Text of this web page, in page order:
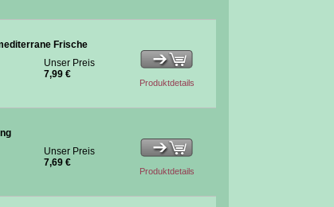
Frische
Unser Preis
7,99 €
Produktdetails
Unser Preis
7,69 €
Produktdetails